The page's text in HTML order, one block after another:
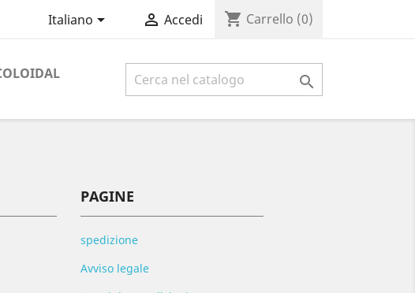
Italiano  Accedi shopping_cart Carrello (0)

PAGINE
spedizione
Avviso legale